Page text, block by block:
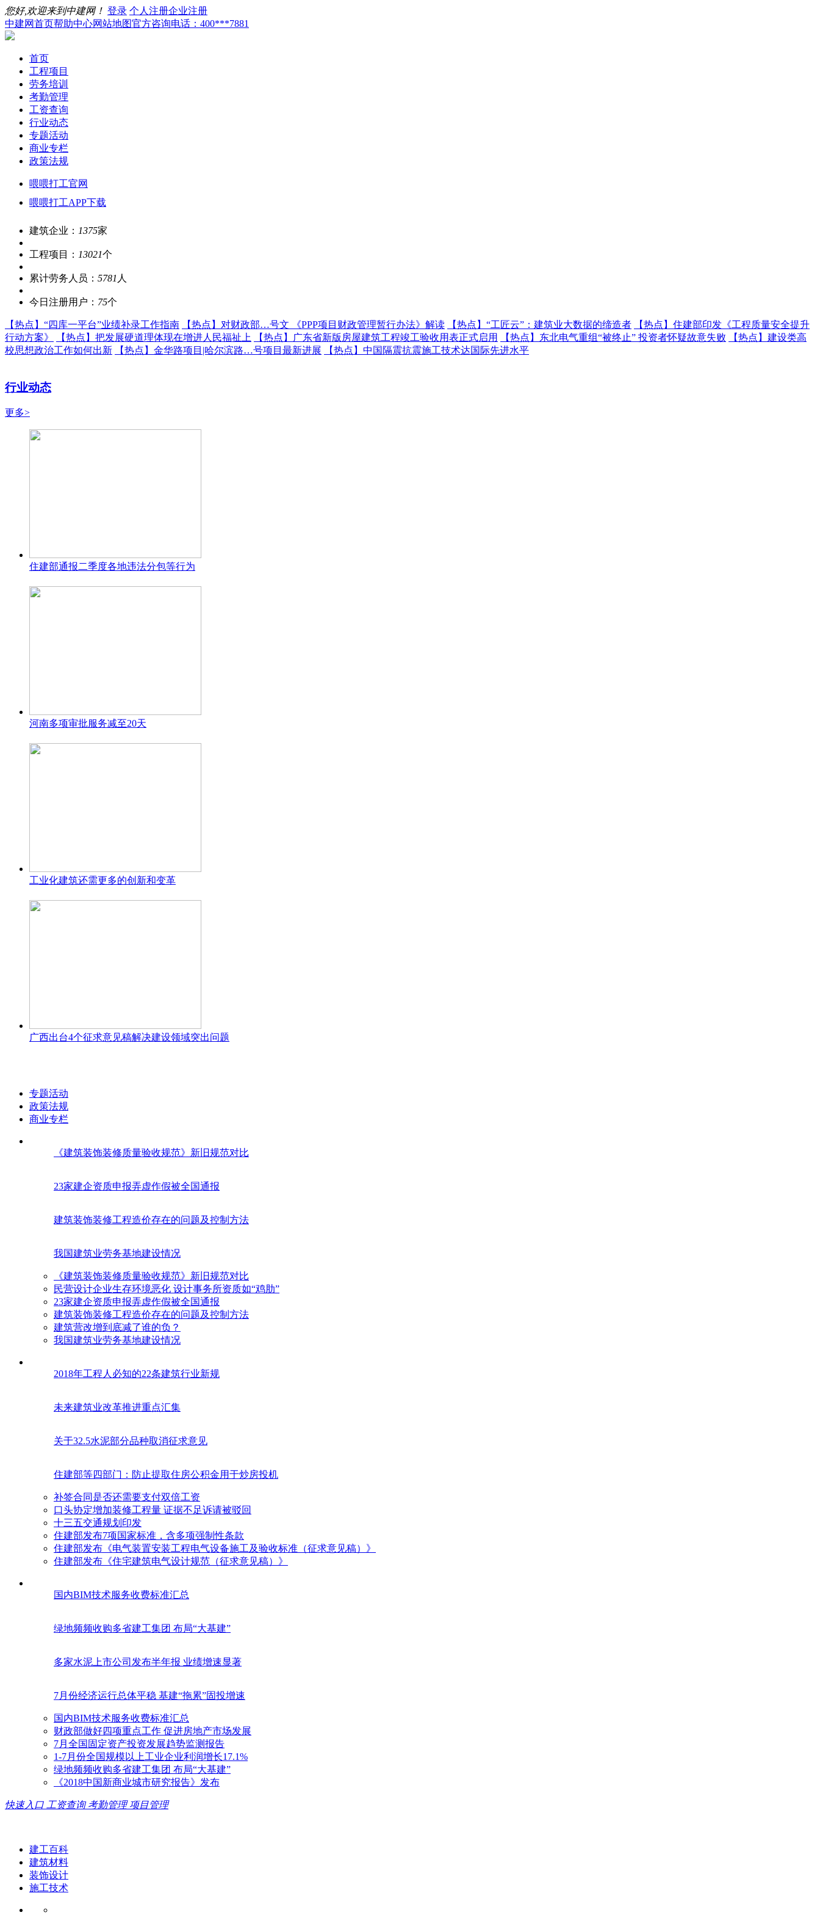
您好,欢迎来到中建网！ 登录 个人注册企业注册
中建网首页帮助中心网站地图官方咨询电话：400***7881
首页
工程项目
劳务培训
考勤管理
工资查询
行业动态
专题活动
商业专栏
政策法规
喂喂打工官网
喂喂打工APP下载
建筑企业： 1375家
工程项目： 13021个
累计劳务人员： 5781 人
今日注册用户： 75个
【热点】 “四库一平台”业绩补录工作指南 【热点】 对财政部…号文 《PPP项目财政管理暂行办法》解读 【热点】 “工匠云”：建筑业大数据的缔造者 【热点】 住建部印发《工程质量安全提升
行动方案》
【热点】 把发展硬道理体现在增进人民福祉上 【热点】 广东省新版房屋建筑工程竣工验收用表正式启用 【热点】 东北电气重组“被终止” 投资者怀疑故意失败 【热点】 建设类高
校思想政治工作如何出新
【热点】 金华路项目|哈尔滨路…号项目最新进展 【热点】 中国隔震抗震施工技术达国际先进水平
行业动态
更多>
住建部通报二季度各地违法分包等行为
河南多项审批服务减至20天
工业化建筑还需更多的创新和变革
广西出台4个征求意见稿解决建设领域突出问题
专题活动
政策法规
商业专栏
《建筑装饰装修质量验收规范》新旧规范对比
23家建企资质申报弄虚作假被全国通报
建筑装饰装修工程造价存在的问题及控制方法
我国建筑业劳务基地建设情况
《建筑装饰装修质量验收规范》新旧规范对比
民营设计企业生存环境恶化 设计事务所资质如“鸡肋”
23家建企资质申报弄虚作假被全国通报
建筑装饰装修工程造价存在的问题及控制方法
建筑营改增到底减了谁的负？
我国建筑业劳务基地建设情况
2018年工程人必知的22条建筑行业新规
未来建筑业改革推进重点汇集
关于32.5水泥部分品种取消征求意见
住建部等四部门：防止提取住房公积金用于炒房投机
补签合同是否还需要支付双倍工资
口头协定增加装修工程量 证据不足诉请被驳回
十三五交通规划印发
住建部发布7项国家标准，含多项强制性条款
住建部发布《电气装置安装工程电气设备施工及验收标准（征求意见稿）》
住建部发布《住宅建筑电气设计规范（征求意见稿）》
国内BIM技术服务收费标准汇总
绿地频频收购多省建工集团 布局“大基建”
多家水泥上市公司发布半年报 业绩增速显著
7月份经济运行总体平稳 基建“拖累”固投增速
国内BIM技术服务收费标准汇总
财政部做好四项重点工作 促进房地产市场发展
7月全国固定资产投资发展趋势监测报告
1-7月份全国规模以上工业企业利润增长17.1%
绿地频频收购多省建工集团 布局“大基建”
《2018中国新商业城市研究报告》发布
快速入口 工资查询 考勤管理 项目管理
建工百科
建筑材料
装饰设计
施工技术